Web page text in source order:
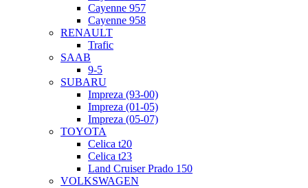
Cayenne 957
Cayenne 958
RENAULT
Trafic
SAAB
9-5
SUBARU
Impreza (93-00)
Impreza (01-05)
Impreza (05-07)
TOYOTA
Celica t20
Celica t23
Land Cruiser Prado 150
VOLKSWAGEN